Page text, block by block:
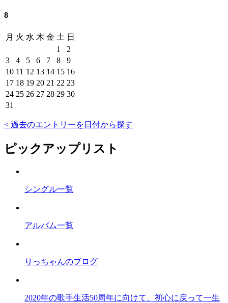
8
月 火 水 木 金 土 日
1
2
3
4 5 6 7 8
9
10 11 12 13 14 15 16
17 18 19 20 21 22 23
24 25 26 27 28 29 30
31
< 過去のエントリーを日付から探す
ピックアップリスト
シングル一覧
アルバム一覧
りっちゃんのブログ
2020年の歌手生活50周年に向けて、初心に戻って一生